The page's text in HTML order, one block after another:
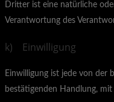
Dritter ist eine natürliche
Verantwortung des
k) Einwilligung
Einwilligung ist jede von der
bestätigenden Handlung,